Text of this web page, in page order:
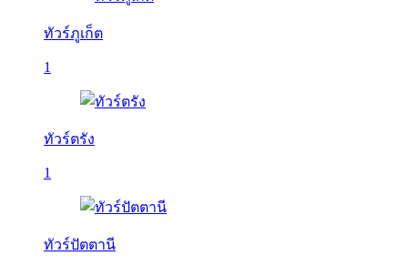
ทัวร์ภูเก็ต
1
ทัวร์ตรัง
1
ทัวร์ปัตตานี